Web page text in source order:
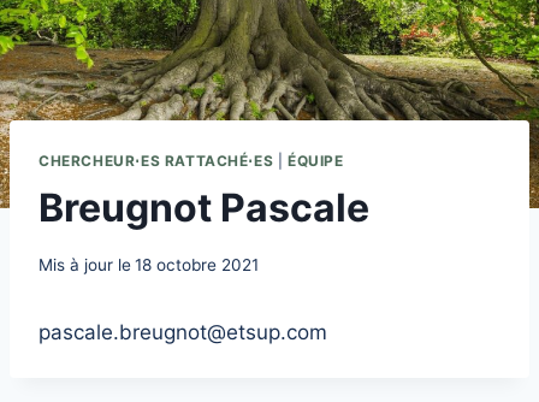
CHERCHEUR⋅ES RATTACHÉ⋅ES |ÉQUIPE
Breugnot Pascale
Mis à jour le18 octobre 2021
pascale.breugnot@etsup.com